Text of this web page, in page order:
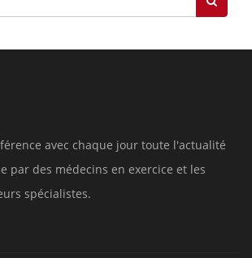
avec chaque jour toute l'actualité
par des médecins en exercice et les
spécialistes.